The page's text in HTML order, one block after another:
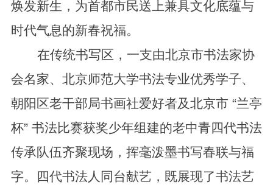
焕发新生，为首都市民送上兼具文化底蕴与
时代气息的新春祝福。
在传统书写区，一支由北京市书法家协
会名家、北京师范大学书法专业优秀学子、
朝阳区老干部局书画社爱好者及北京市 “兰亭
杯” 书法比赛获奖少年组建的老中青四代书法
传承队伍齐聚现场，挥毫泼墨书写春联与福
字。四代书法人同台献艺，既展现了书法艺